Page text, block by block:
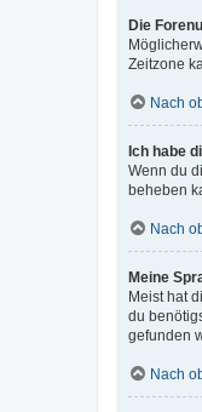
Die
Zeitzone
Nach
Ich habe
Wenn du
beheben
Nach
Meine
Meist hat
du
gefunden
Nach